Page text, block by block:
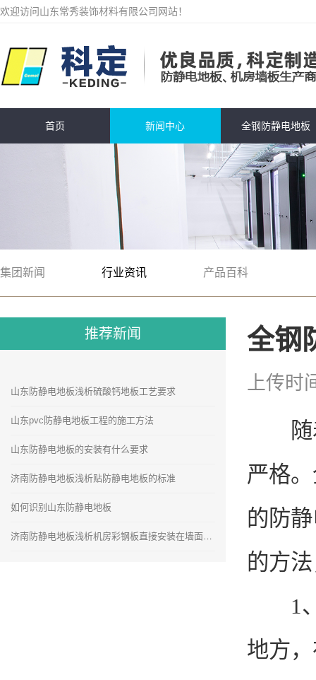
欢迎访问山东常秀装饰材料有限公司网站！
首页 新闻中心 全钢防静电地板
集团新闻 行业资讯 产品百科
推荐新闻
山东防静电地板浅析硫酸钙地板工艺要求
山东pvc防静电地板工程的施工方法
山东防静电地板的安装有什么要求
济南防静电地板浅析贴防静电地板的标准
如何识别山东防静电地板
全钢
上传时
随着
严格
的防
的方
1、
地方